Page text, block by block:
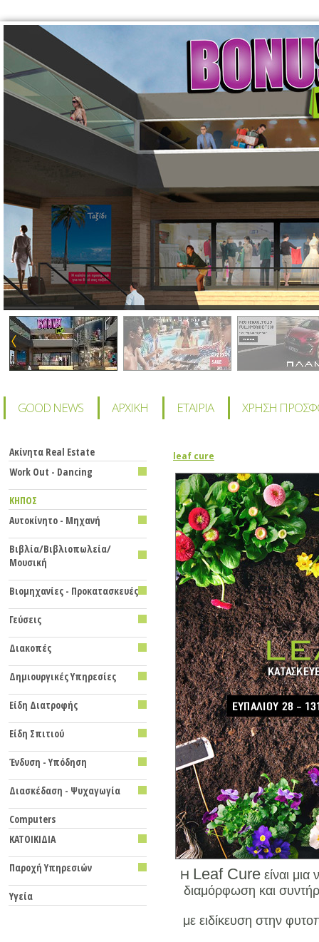
GOOD NEWS ΑΡΧΙΚΗ ΕΤΑΙΡΙΑ ΧΡΗΣΗ
Ακίνητα Real Estate
Work Out - Dancing
KHΠΟΣ
Αυτοκίνητο - Μηχανή
Βιβλία/Βιβλιοπωλεία/
Μουσική
Βιομηχανίες - Προκατασκευές
Γεύσεις
Διακοπές
Δημιουργικές Υπηρεσίες
Είδη Διατροφής
Eίδη Σπιτιού
Ένδυση - Υπόδηση
Διασκέδαση - Ψυχαγωγία
Computers
ΚΑΤΟΙΚΙΔΙΑ
Παροχή Υπηρεσιών
Υγεία
leaf cure
Η Leaf Cure είναι μια
διαμόρφωση και
με ειδίκευση στην